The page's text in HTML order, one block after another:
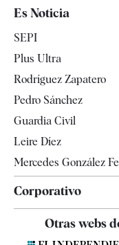
Televisión
Es Noticia
SEPI
Plus Ultra
Rodríguez Zapatero
Pedro Sánchez
Guardia Civil
Leire Díez
Mercedes González
Corporativo
Otras webs